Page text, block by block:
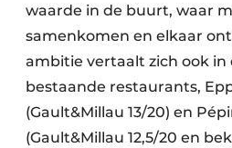
waarde in de buurt, waar
samenkomen en elkaar
ambitie vertaalt zich ook in
bestaande restaurants,
(Gault&Millau 13/20) en
(Gault&Millau 12,5/20 en